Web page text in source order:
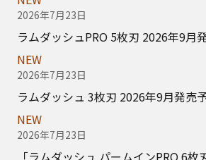
2026年7月23日
ラムダッシュPRO 5枚刃 2026年9月
NEW
2026年7月23日
ラムダッシュ 3枚刃 2026年9月発売
NEW
2026年7月23日
「ラムダッシュ パームインPRO 6